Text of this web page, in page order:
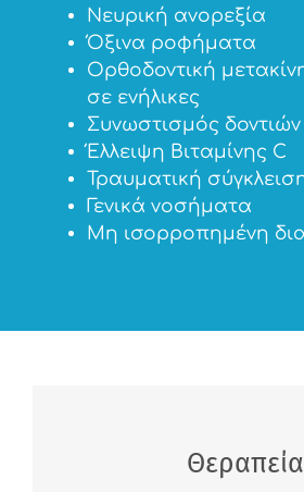
Νευρική ανορεξία
Όξινα ροφήματα
Ορθοδοντική
σε ενήλικες
Συνωστισμός δοντιών
Έλλειψη Βιταμίνης C
Τραυματική
Γενικά νοσήματα
Μη ισορροπημένη
Θεραπεία